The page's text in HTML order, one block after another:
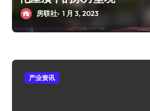
房联社 1 月 3, 2023
产业资讯